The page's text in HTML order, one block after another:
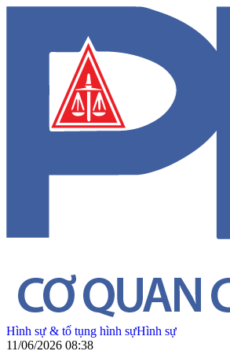
Hình sự & tố tụng hình sựHình sự
11/06/2026 08:38